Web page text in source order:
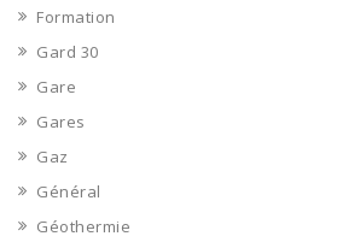
Formation
Gard 30
Gare
Gares
Gaz
Général
Géothermie